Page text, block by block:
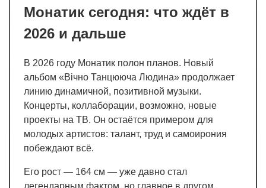
Монатик сегодня: что ждёт в
2026 и дальше
В 2026 году Монатик полон планов. Новый
альбом «Вічно Танцююча Людина» продолжает
линию динамичной, позитивной музыки.
Концерты, коллаборации, возможно, новые
проекты на ТВ. Он остаётся примером для
молодых артистов: талант, труд и самоирония
побеждают всё.
Его рост — 164 см — уже давно стал